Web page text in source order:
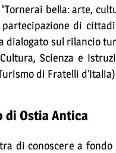
bella: arte,
di
dialogato sul rilancio
Scienza e
di Fratelli
di Ostia Antica
di conoscere a